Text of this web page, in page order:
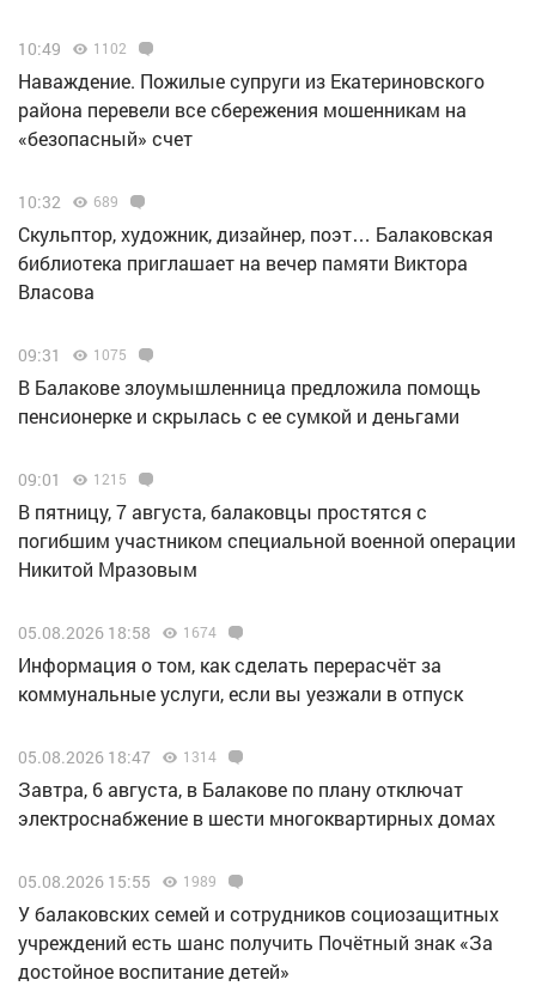
10:49 1102
Наваждение. Пожилые супруги из Екатериновского
района перевели все сбережения мошенникам на
«безопасный» счет
10:32 689
Скульптор, художник, дизайнер, поэт… Балаковская
библиотека приглашает на вечер памяти Виктора
Власова
09:31 1075
В Балакове злоумышленница предложила помощь
пенсионерке и скрылась с ее сумкой и деньгами
09:01 1215
В пятницу, 7 августа, балаковцы простятся с
погибшим участником специальной военной операции
Никитой Мразовым
05.08.2026 18:58 1674
Информация о том, как сделать перерасчёт за
коммунальные услуги, если вы уезжали в отпуск
05.08.2026 18:47 1314
Завтра, 6 августа, в Балакове по плану отключат
электроснабжение в шести многоквартирных домах
05.08.2026 15:55 1989
У балаковских семей и сотрудников социозащитных
учреждений есть шанс получить Почётный знак «За
достойное воспитание детей»